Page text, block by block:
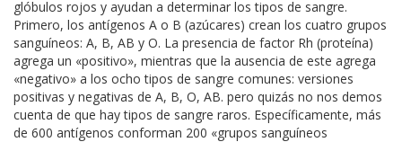
glóbulos rojos y ayudan a determinar los tipos de sangre.
Primero, los antígenos A o B (azúcares) crean los cuatro grupos
sanguíneos: A, B, AB y O. La presencia de factor Rh (proteína)
agrega un «positivo», mientras que la ausencia de este agrega
«negativo» a los ocho tipos de sangre comunes: versiones
positivas y negativas de A, B, O, AB. pero quizás no nos demos
cuenta de que hay tipos de sangre raros. Específicamente, más
de 600 antígenos conforman 200 «grupos sanguíneos